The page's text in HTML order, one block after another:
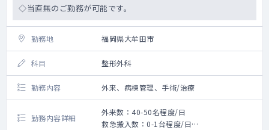
します。
オペをして頂ける先生は歓迎いたしますが、
オペ無を希望のドクターもまずはお問合せ下
さい。
◇当直無のご勤務が可能です。
勤務地 福岡県大牟田市
科目 整形外科
勤務内容 外来、病棟管理、手術/治療
勤務内容詳細
外来数：40-50名程度/日
救急搬入数：0-1台程度/日